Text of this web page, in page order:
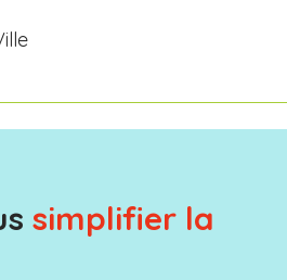
simplifier la